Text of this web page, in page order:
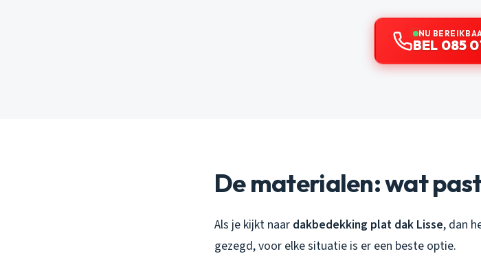
NU
BEL 085
De materialen: wat
Als je kijkt naar dakbedekking plat dak Lisse, dan
gezegd, voor elke situatie is er een beste optie.